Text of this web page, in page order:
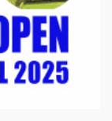
শহিদ ও জুলাই
শাখার